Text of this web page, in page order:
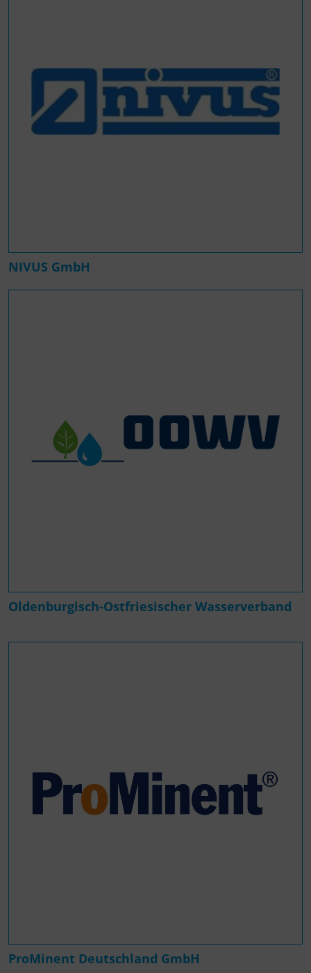
NIVUS GmbH
Oldenburgisch-Ostfriesischer Wasserverband
ProMinent Deutschland GmbH